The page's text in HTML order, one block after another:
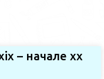
– начале хх